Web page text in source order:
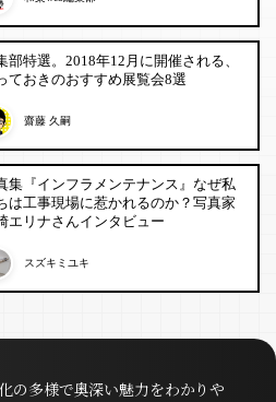
部特選。2018年12月に開催される、
ておきのおすすめ展覧会8選
齋藤 久嗣
集『インフラメンテナンス』なぜ私
は工事現場に惹かれるのか？写真家
エリナさんインタビュー
スズキミユキ
の多様で奥深い魅力をわかりや